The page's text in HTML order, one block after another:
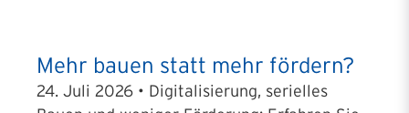
Mehr bauen statt mehr fördern?
24. Juli 2026 • Digitalisierung, serielles